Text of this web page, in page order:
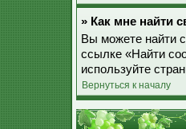
» Как мне найти
Вы можете найти
ссылке «Найти
используйте
Вернуться к началу